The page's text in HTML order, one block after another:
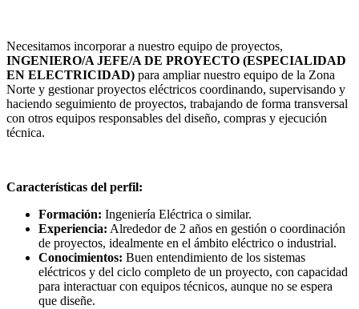
Necesitamos incorporar a nuestro equipo de proyectos,
INGENIERO/A JEFE/A DE PROYECTO (ESPECIALIDAD
EN ELECTRICIDAD) para ampliar nuestro equipo de la Zona
Norte y gestionar proyectos eléctricos coordinando, supervisando y
haciendo seguimiento de proyectos, trabajando de forma transversal
con otros equipos responsables del diseño, compras y ejecución
técnica.
Características del perfil:
Formación: Ingeniería Eléctrica o similar.
Experiencia: Alrededor de 2 años en gestión o coordinación
de proyectos, idealmente en el ámbito eléctrico o industrial.
Conocimientos: Buen entendimiento de los sistemas
eléctricos y del ciclo completo de un proyecto, con capacidad
para interactuar con equipos técnicos, aunque no se espera
que diseñe.